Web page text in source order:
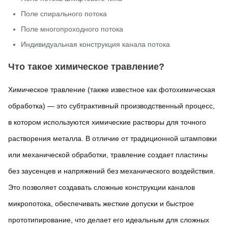
Поле спирального потока
Поле многопроходного потока
Индивидуальная конструкция канала потока
Что такое химическое травление?
Химическое травление (также известное как фотохимическая
обработка) — это субтрактивный производственный процесс,
в котором используются химические растворы для точного
растворения металла. В отличие от традиционной штамповки
или механической обработки, травление создает пластины
без заусенцев и напряжений без механического воздействия.
Это позволяет создавать сложные конструкции каналов
микропотока, обеспечивать жесткие допуски и быстрое
прототипирование, что делает его идеальным для сложных